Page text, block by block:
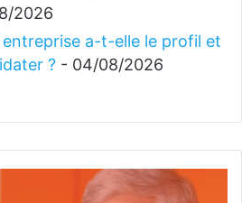
2026
entreprise a-t-elle le profil et
? - 04/08/2026